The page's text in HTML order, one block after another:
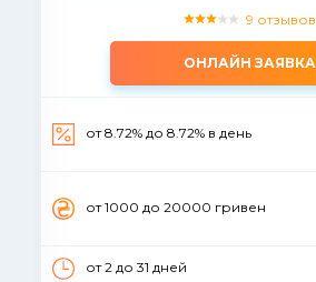
9 отзывов
ОНЛАЙН ЗАЯВКА
от 8.72% до 8.72% в день
от 1000 до 20000 гривен
от 2 до 31 дней